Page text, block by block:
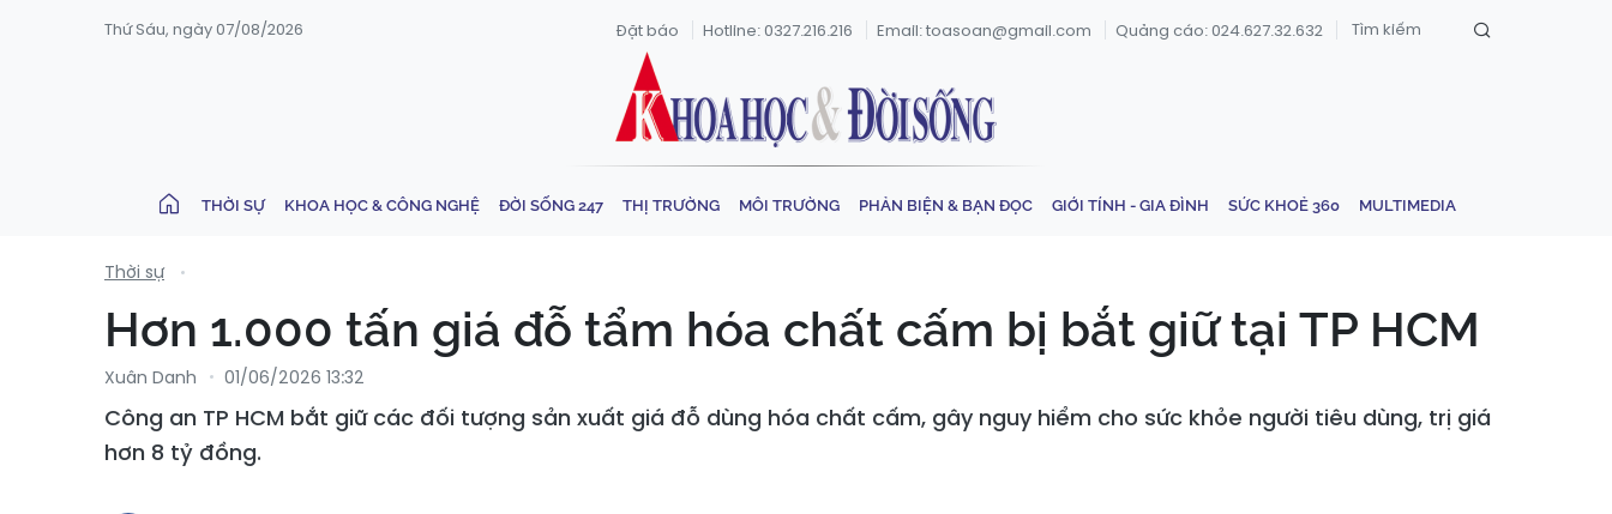
Thứ Sáu, ngày 07/08/2026 Đặt báo Hotline: 0327.216.216 Email: toasoan@gmail.com Quảng cáo: 024.627.32.632
THỜI SỰ KHOA HỌC & CÔNG NGHỆ ĐỜI SỐNG 247 THỊ TRƯỜNG MÔI TRƯỜNG PHẢN BIỆN & BẠN ĐỌC GIỚI TÍNH - GIA ĐÌNH SỨC KHOẺ 360 MULTIMEDIA
Thời sự
Hơn 1.000 tấn giá đỗ tẩm hóa chất cấm bị bắt giữ tại TP HCM
Xuân Danh 01/06/2026 13:32
Công an TP HCM bắt giữ các đối tượng sản xuất giá đỗ dùng hóa chất cấm, gây nguy hiểm cho sức khỏe người tiêu dùng, trị giá
hơn 8 tỷ đồng.